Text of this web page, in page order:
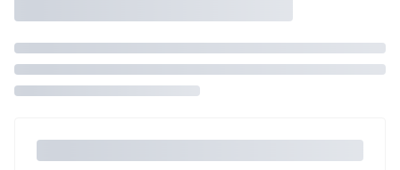
pokoju (lub apartamencie, willi itd.). Wybierz jedną z ofert z listy
i zarezerwuj ją. Zrób oddzielne rezerwacje dla każdego
kolejnego pokoju lubskontaktuj się z nami,by złożyć
zamówienie u naszego doradcy.
Maksymalna liczba uczestników
maksymalny limit dla 1 pokoju.